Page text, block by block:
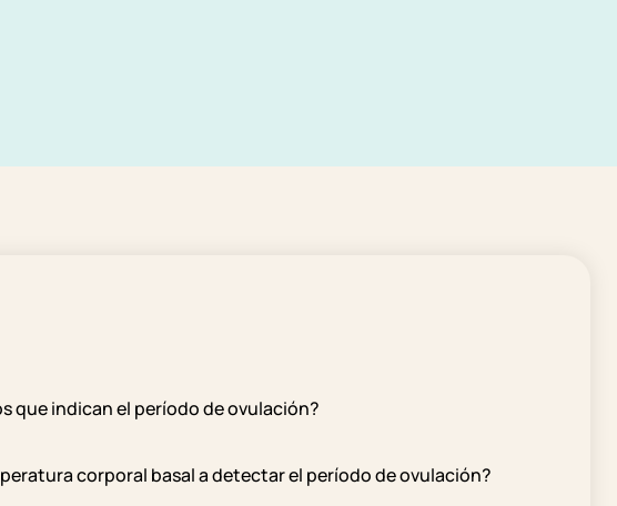
que indican el período de ovulación?
corporal basal a detectar el período de ovulación?